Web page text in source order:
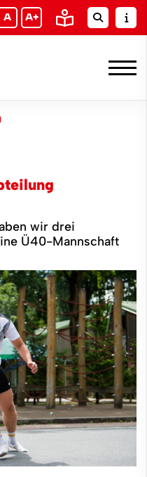
A A+
wir drei
Ü40-Mannschaft